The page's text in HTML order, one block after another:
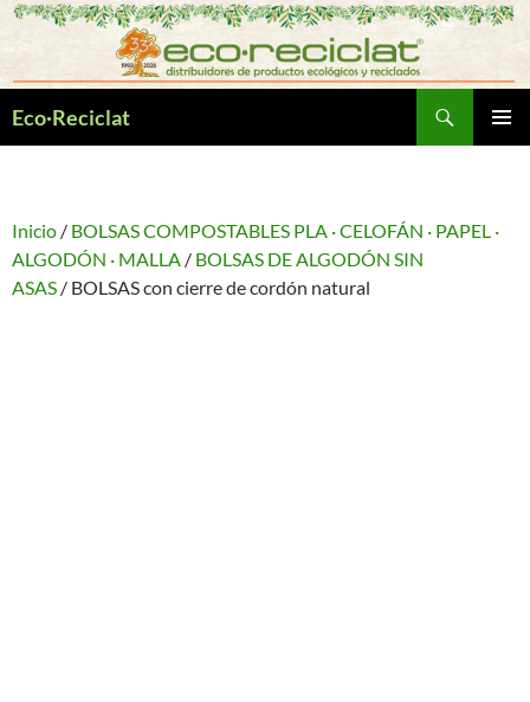
Saltar
Eco·Reciclat
Inicio / BOLSAS COMPOSTABLES PLA · CELOFÁN · PAPEL ·
ALGODÓN · MALLA / BOLSAS DE ALGODÓN SIN
ASAS / BOLSAS con cierre de cordón natural